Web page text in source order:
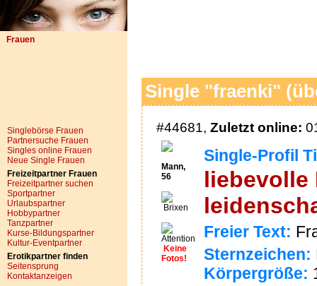
Frauen
Singlebörse Frauen
Partnersuche Frauen
Singles online Frauen
Neue Single Frauen
Freizeitpartner Frauen
Freizeitpartner suchen
Sportpartner
Urlaubspartner
Hobbypartner
Tanzpartner
Kurse-Bildungspartner
Kultur-Eventpartner
Erotikpartner finden
Seitensprung
Kontaktanzeigen
Single "fraenki"
#44681, Zuletzt online:
Mann,
56
Brixen
Keine
Fotos!
Single-Profil
liebevolle
Freier Text:
Sternzeichen:
Körpergröße: